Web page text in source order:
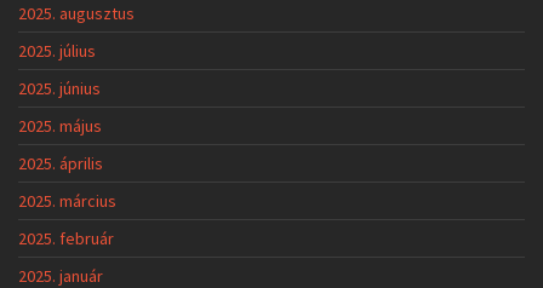
2025. augusztus
2025. július
2025. június
2025. május
2025. április
2025. március
2025. február
2025. január